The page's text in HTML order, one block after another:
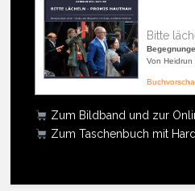
Bitte
Von
Zum Bildband und zur
Zum Taschenbuch mit